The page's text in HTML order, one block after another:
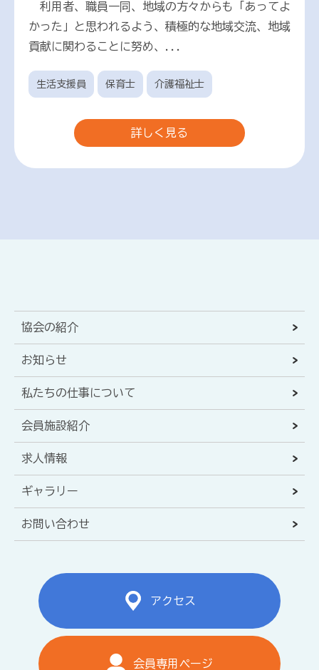
利用者、職員一同、地域の方々からも「あってよ
かった」と思われるよう、積極的な地域交流、地域
貢献に関わることに努め、...
生活支援員 保育士 介護福祉士
詳しく見る
協会の紹介
お知らせ
私たちの仕事について
会員施設紹介
求人情報
ギャラリー
お問い合わせ
アクセス
会員専用ページ